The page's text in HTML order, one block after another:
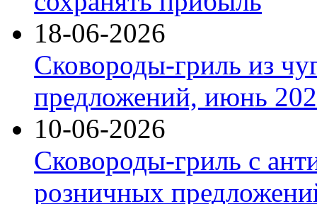
18-06-2026
Сковороды-гриль из
предложений, июнь
10-06-2026
Сковороды-гриль с
розничных